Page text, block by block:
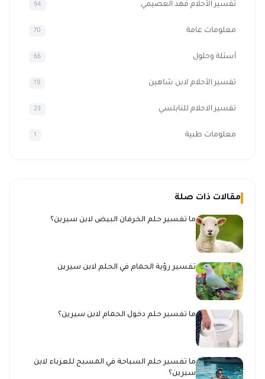
تفسير الأحلام فهد العصيمي 94
معلومات عامة 70
أسئلة وحلول 66
تفسير الأحلام لابن شاهين 19
تفسير الاحلام للنابلسي 23
معلومات طبية 1
مقالات ذات صلة
ما تفسير حلم الخرفان البيض لابن سيرين؟
تفسير رؤية الحمام في الحلم لابن سيرين
ما تفسير حلم دخول الحمام لابن سيرين؟
ما تفسير حلم السباحة في المسبح للعزباء لابن
سيرين؟